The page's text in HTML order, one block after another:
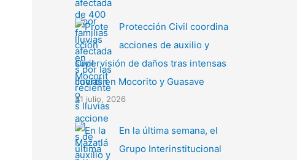
Protección Civil coordina
acciones de auxilio y
supervisión de daños tras intensas
lluvias en Mocorito y Guasave
31 julio, 2026
En la última semana, el
Grupo Interinstitucional